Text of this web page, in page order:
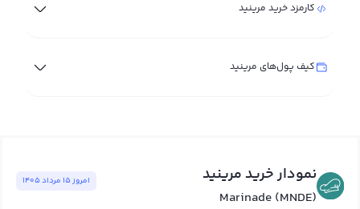
کارمزد خرید مرینید
کیف پول‌های مرینید
نمودار خرید مرینید
Marinade (MNDE)
امروز ١٥ مرداد ١٤٠٥